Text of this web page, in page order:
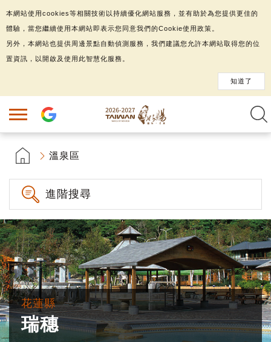
溫泉區
進階搜尋
花蓮縣
瑞穗
本網站使用cookies等相關技術以持續優化網站服務，並有助於為您提供更佳的
體驗，當您繼續使用本網站即表示您同意我們的Cookie使用政策。
另外，本網站也提供周邊景點自動偵測服務，我們建議您允許本網站取得您的位
置資訊，以開啟及使用此智慧化服務。
知道了